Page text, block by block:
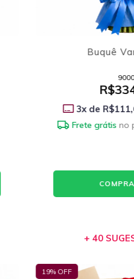
Buque
De
Por
3x de
+ 40
33% OFF